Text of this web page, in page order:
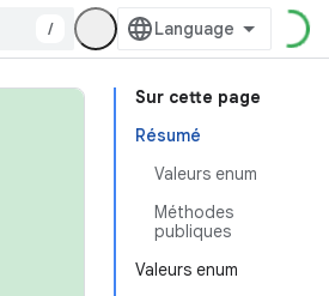
/
Sur cette page
Résumé
Valeurs enum
Méthodes
publiques
Valeurs enum